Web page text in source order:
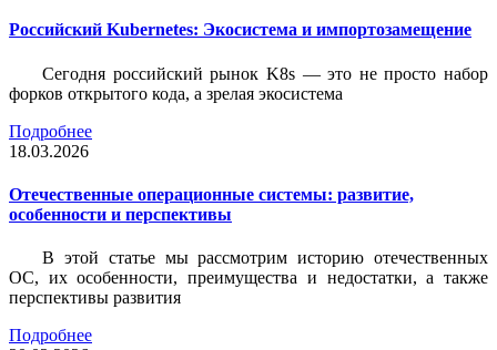
Российский Kubernetes: Экосистема и импортозамещение
Сегодня российский рынок K8s — это не просто набор
форков открытого кода, а зрелая экосистема
Подробнее
18.03.2026
Отечественные операционные системы: развитие,
особенности и перспективы
В этой статье мы рассмотрим историю отечественных
ОС, их особенности, преимущества и недостатки, а также
перспективы развития
Подробнее